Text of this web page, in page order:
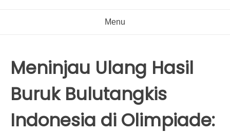
Menu
Meninjau Ulang Hasil
Buruk Bulutangkis
Indonesia di Olimpiade: